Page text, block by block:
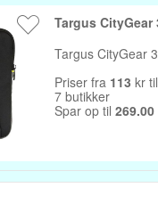
Targus CityGear
Priser fra 113 kr til
7 butikker
Spar op til 269.00